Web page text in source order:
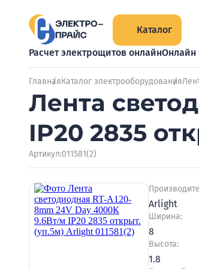
Каталог
Расчет электрощитов онлайнОнлайн
ГлавнаяКаталог электрооборудования
Лента
IP20 2835
Артикул:011581(2)
Arlight
Ширина:
8
Высота:
1.8